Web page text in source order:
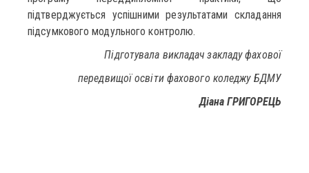
підтверджується успішними результатами складання
підсумкового модульного контролю.
Підготувала викладач закладу фахової
передвищої освіти фахового коледжу БДМУ
Діана ГРИГОРЕЦЬ